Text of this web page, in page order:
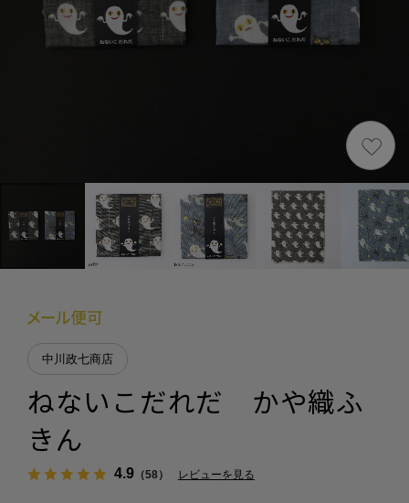
中川政七商店
ねないこだれだ かや織ふ
きん
4.9（58） レビューを見る